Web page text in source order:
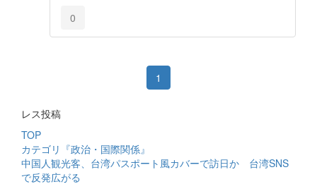
0
1
レス投稿
TOP
カテゴリ『政治・国際関係』
中国人観光客、台湾パスポート風カバーで訪日か 台湾SNS
で反発広がる